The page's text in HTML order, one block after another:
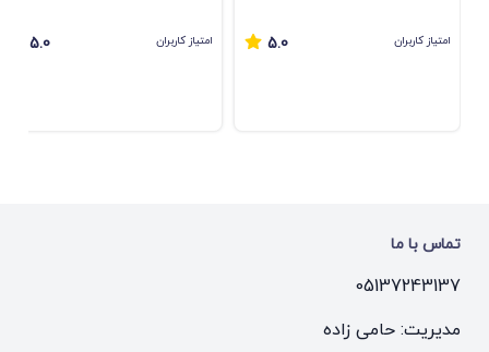
امتیاز کاربران 5.0 امتیاز کاربران 5.0
تماس با ما
05137243137
مدیریت: حامی زاده